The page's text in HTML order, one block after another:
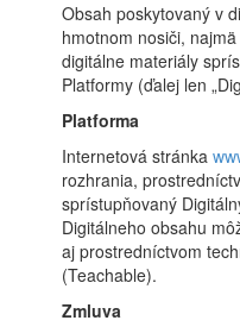
Obsah poskytovaný v
hmotnom nosiči,
digitálne materiály
Platformy (ďalej len
Platforma
Internetová stránka
rozhrania,
sprístupňovaný
Digitálneho obsahu
aj prostredníctvom
(Teachable).
Zmluva